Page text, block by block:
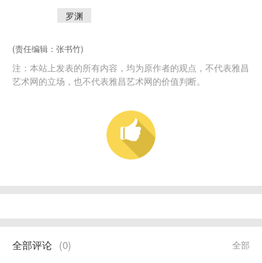
罗渊
(责任编辑：张书竹)
注：本站上发表的所有内容，均为原作者的观点，不代表雅昌
艺术网的立场，也不代表雅昌艺术网的价值判断。
全部
全部评论 (0)